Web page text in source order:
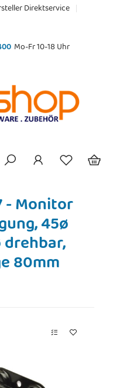
Direktservice
Mo-Fr 10-18 Uhr
- Monitor
45ø
80mm